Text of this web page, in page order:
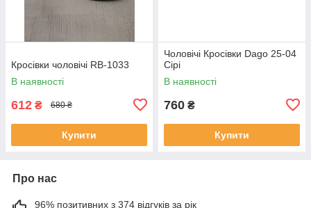
Кросівки чоловічі RB-1033
В наявності
612 ₴ 680 ₴
Купити
Чоловічі Кросівки Dago 25-04
Сірі
В наявності
760 ₴
Купити
Про нас
96% позитивних з 374 відгуків за рік